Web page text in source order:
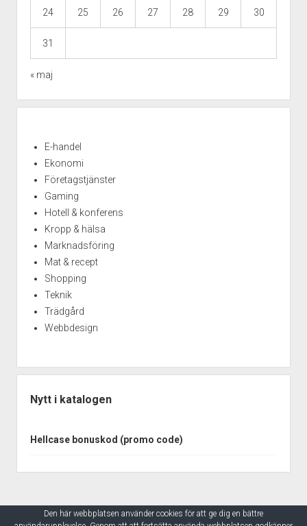
24 25 26 27 28 29 30
31
« maj
E-handel
Ekonomi
Företagstjänster
Gaming
Hotell & konferens
Kropp & hälsa
Marknadsföring
Mat & recept
Shopping
Teknik
Trädgård
Webbdesign
Nytt i katalogen
Hellcase bonuskod (promo code)
Den här webbplatsen använder cookies för att ge dig en bättre